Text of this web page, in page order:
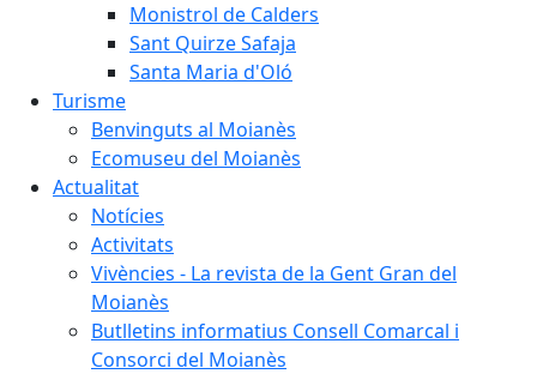
Monistrol de Calders
Sant Quirze Safaja
Santa Maria d'Oló
Turisme
Benvinguts al Moianès
Ecomuseu del Moianès
Actualitat
Notícies
Activitats
Vivències - La revista de la Gent Gran del
Moianès
Butlletins informatius Consell Comarcal i
Consorci del Moianès